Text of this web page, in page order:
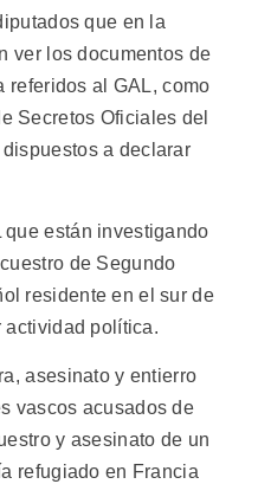
que en la
ver los documentos de
referidos al GAL, como
Secretos Oficiales del
a declarar
que están investigando
de Segundo
residente en el sur de
actividad política.
asesinato y entierro
vascos acusados de
y asesinato de un
refugiado en Francia